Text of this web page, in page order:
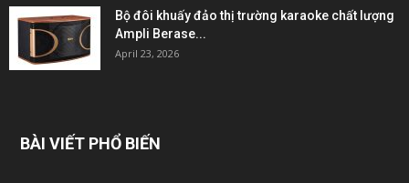
Bộ đôi khuấy đảo thị trường karaoke chất lượng
Ampli Berase...
April 23, 2026
BÀI VIẾT PHỔ BIẾN